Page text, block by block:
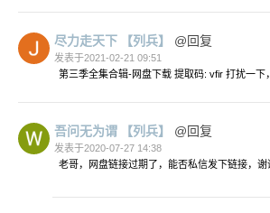
尽力走天下 【列兵】 @回复
发表于2021-02-21 09:51
第三季全集合辑-网盘下载 提取码: vfir 打扰一下
吾问无为谓 【列兵】 @回复
发表于2020-07-27 14:38
老哥，网盘链接过期了，能否私信发下链接，谢